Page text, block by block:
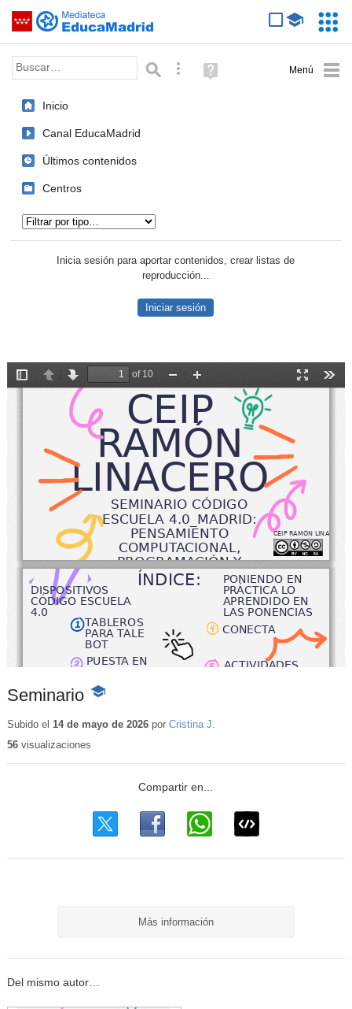
Saltar navegación
Palabra o frase: Búsqueda avanzada
Ayuda
(en
Inicio
Canal EducaMadrid
Últimos contenidos
Centros
Inicia sesión para aportar contenidos, crear listas de
reproducción...
Iniciar sesión
Seminario -
educativo
Subido el 14 de mayo de 2026por Cristina J.
56visualizaciones
Más información
Del mismo autor…